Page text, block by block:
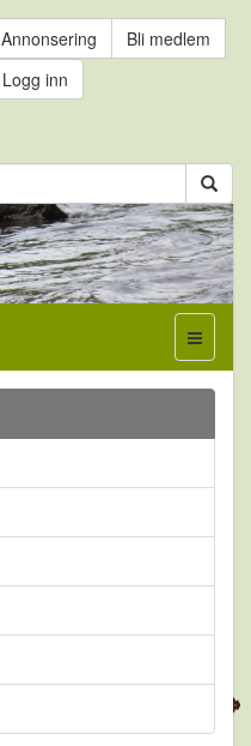
Annonsering
Bli medlem
Logg inn